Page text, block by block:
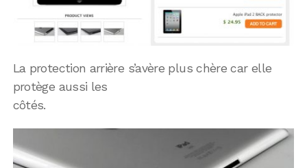
La protection arrière s’avère plus chère car elle
protège aussi les
côtés.